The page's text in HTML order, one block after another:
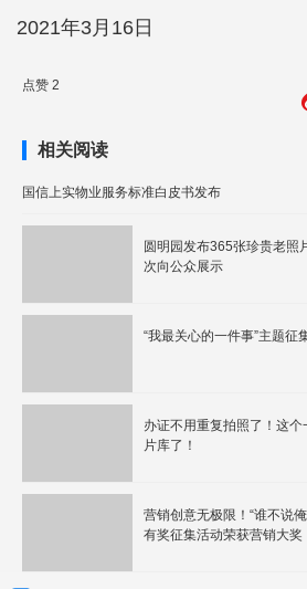
2021年3月16日
点赞 2
相关阅读
国信上实物业服务标准白皮书发布
圆明园发布365张珍贵老照
次向公众展示
“我最关心的一件事”主题征
办证不用重复拍照了！这个
片库了！
营销创意无极限！“谁不说
有奖征集活动荣获营销大奖